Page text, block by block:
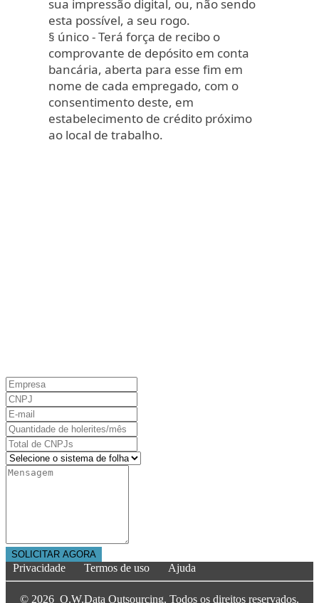
sua impressão digital, ou, não sendo
esta possível, a seu rogo.
§ único - Terá força de recibo o
comprovante de depósito em conta
bancária, aberta para esse fim em
nome de cada empregado, com o
consentimento deste, em
estabelecimento de crédito próximo
ao local de trabalho.
Privacidade Termos de uso Ajuda
© 2026 O.W.Data Outsourcing, Todos os direitos reservados.